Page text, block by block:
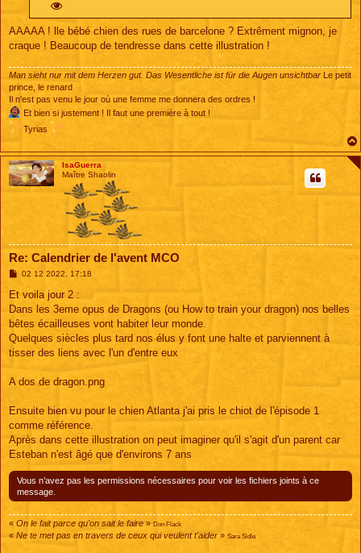
AAAAA ! lle bébé chien des rues de barcelone ? Extrêment mignon, je
craque ! Beaucoup de tendresse dans cette illustration !
Man sieht nur mit dem Herzen gut. Das Wesentliche ist für die Augen unsichtbar
Le petit
prince, le renard
Il n'est pas venu le jour où une femme me donnera des ordres !
Et bien si justement ! Il faut une première à tout !
Tyrias
IsaGuerra
Maître Shaolin
Re: Calendrier de l'avent MCO
M
s
a
g
02 12 2022, 17:18
Et voila jour 2 :
Dans les 3eme opus de Dragons (ou How to train your dragon) nos belles
bêtes écailleuses vont habiter leur monde.
Quelques siècles plus tard nos élus y font une halte et parviennent à
tisser des liens avec l'un d'entre eux
A dos de dragon.png
Ensuite bien vu pour le chien Atlanta j'ai pris le chiot de l'épisode 1
comme référence.
Après dans cette illustration on peut imaginer qu'il s'agit d'un parent car
Esteban n'est âgé que d'environs 7 ans
Vous n’avez pas les permissions nécessaires pour voir les fichiers joints à ce
message.
« On le fait parce qu'on sait le faire » Don Flack
« Ne te met pas en travers de ceux qui veulent t'aider » Sara Sidle